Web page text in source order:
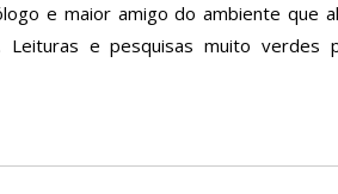
e maior amigo do ambiente que
Leituras e pesquisas muito